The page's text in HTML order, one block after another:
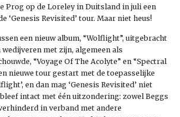
Prog op de Loreley in Duitsland in juli een
‘Genesis Revisited’ tour. Maar niet heus!
een nieuw album, “Wolflight”, uitgebracht
met zijn, algemeen als
“Voyage Of The Acolyte” en “Spectral
nieuwe tour gestart met de toepasselijke
en dan mag ‘Genesis Revisited’ niet
intact met één uitzondering: zowel Beggs
in verband met andere